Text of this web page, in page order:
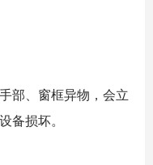
部、窗框异物，会立
备损坏。